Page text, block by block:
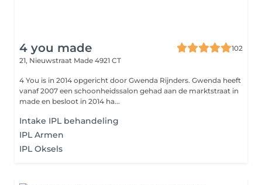
4 you made
102
21, Nieuwstraat Made 4921 CT
4 You is in 2014 opgericht door Gwenda Rijnders. Gwenda heeft
vanaf 2007 een schoonheidssalon gehad aan de marktstraat in
made en besloot in 2014 ha...
Intake IPL behandeling
IPL Armen
IPL Oksels